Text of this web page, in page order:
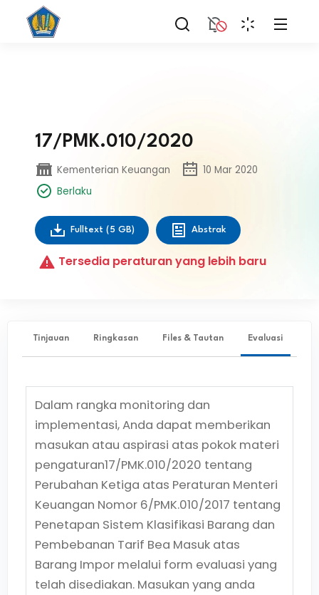
17/PMK.010/2020
Kementerian Keuangan
10 Mar 2020
Berlaku
Fulltext (5 GB) Abstrak
Tersedia peraturan yang lebih baru
Tinjauan Ringkasan Files & Tautan Evaluasi
Dalam rangka monitoring dan
implementasi, Anda dapat memberikan
masukan atau aspirasi atas pokok materi
pengaturan17/PMK.010/2020 tentang
Perubahan Ketiga atas Peraturan Menteri
Keuangan Nomor 6/PMK.010/2017 tentang
Penetapan Sistem Klasifikasi Barang dan
Pembebanan Tarif Bea Masuk atas
Barang Impor melalui form evaluasi yang
telah disediakan. Masukan yang anda